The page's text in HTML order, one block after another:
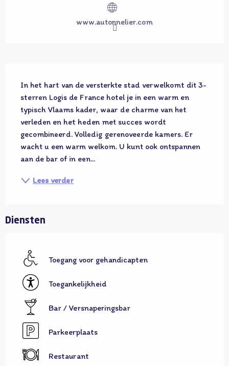
www.autonnelier.com
In het hart van de versterkte stad verwelkomt dit 3-
sterren Logis de France hotel je in een warm en
typisch Vlaams kader, waar de charme van het
verleden en het heden met succes wordt
gecombineerd. Volledig gerenoveerde kamers. Er
wacht u een warm welkom. U kunt ook ontspannen
aan de bar of in een...
Lees verder
Diensten
Toegang voor gehandicapten
Toegankelijkheid
Bar / Versnaperingsbar
Parkeerplaats
Restaurant